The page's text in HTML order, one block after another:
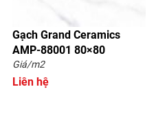
Gạch Grand Ceramics
AMP-88001 80×80
Giá/m2
Liên hệ